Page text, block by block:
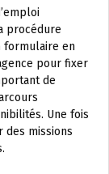
procédure
formulaire en
pour fixer
de
Une fois
des missions